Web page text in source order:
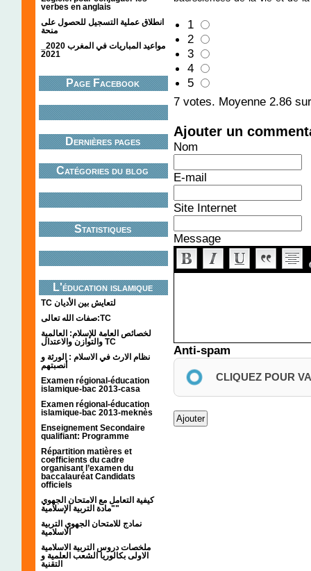
verbes en anglais
انطلاق عملية التسجيل للحصول على
منحة
2021
Page Facebook
Dernières pages
Catégories du blog
Statistiques
L'éducation islamique
TC لتعايش بين الأديان
صفات الله تعالى:TC
لخصائص العامة للإسلام: العالمية
والتوازن والاعتدال TC
نظام الارث في الاسلام : الورثة و
أنصبتهم
Examen régional-éducation
islamique-bac 2013-casa
Examen régional-éducation
islamique-bac 2013-meknès
Enseignement Secondaire
qualifiant: Programme
Répartition matières et
coefficients du cadre
organisant l’examen du
baccalauréat Candidats
officiels
كيفية التعامل مع الامتحان الجهوي
"مادة التربية الإسلامية"
نمادج للامتحان الجهوي التربية
الاسلامية
ملخصات دروس التربية الاسلامية
الاولى بكالوريا الشعب العلمية و
التقنية
1
2
3
4
5
7 votes. Moyenne 2.86
Ajouter un
Nom
E-mail
Site Internet
Message
Anti-spam
CLIQUEZ POUR